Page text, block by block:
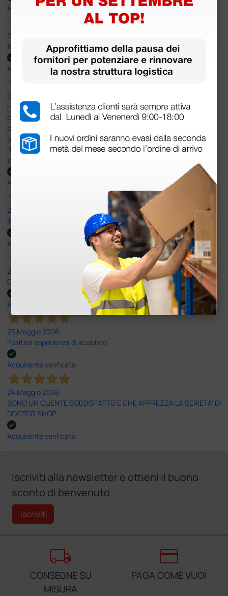
Acquirente verificato
12 Giugno 2026
facilità di acquisto e puntualità
Acquirente verificato
12 Giugno 2026
Ho avuto un problema con la consegna, il pacco non è stato
consegnato ma messo in giacenza. Il problema è stato
prontamente risolto dal servizio clienti. Altro problema il codice di
attivazione del software per il PC non corretto e anche questo
risolto in modo rapido professionale e immediato. Assistenza
super disponibile e professionale più che 5 stelle
Acquirente verificato
25 Maggio 2026
Il servizio e’ risultato buono, anche i tempi di consegna
Acquirente verificato
25 Maggio 2026
OTTIMO SITO E OTTIMO SERVIZIO
Acquirente verificato
25 Maggio 2026
Positiva esperienza di acquisto
Acquirente verificato
24 Maggio 2026
SONO UN CLIENTE SODDISFATTO E CHE APPREZZA LA SERIETA' DI
DOCTOR SHOP
Acquirente verificato
;
Iscriviti alla newsletter e ottieni il buono
sconto di benvenuto
Iscriviti
local_shipping
CONSEGNE SU
MISURA
credit_card
PAGA COME VUOI